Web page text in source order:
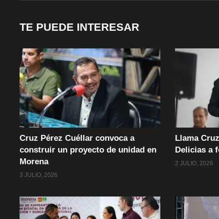
TE PUEDE INTERESAR
Cruz Pérez Cuéllar convoca a
construir un proyecto de unidad en
Morena
3 JULIO, 2026
Llama
Delicias a
2 JULIO, 2026